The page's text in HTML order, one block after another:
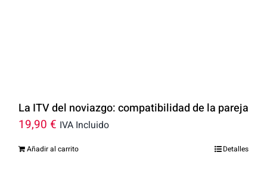
La ITV del noviazgo: compatibilidad de la pareja
19,90 € IVA Incluido
Añadir al carrito Detalles